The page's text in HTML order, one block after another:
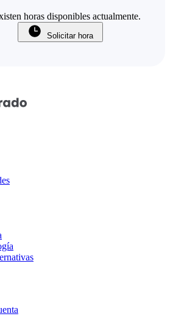
horas disponibles actualmente.
Solicitar hora